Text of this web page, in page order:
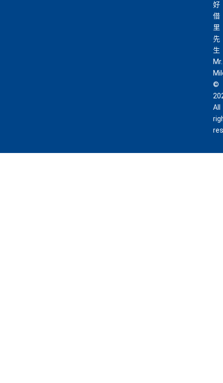
好
借
里
先
生
Mr.
©
All